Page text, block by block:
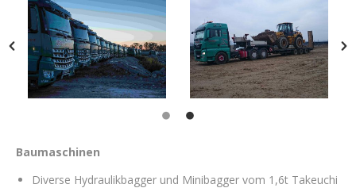
Baumaschinen
Diverse Hydraulikbagger und Minibagger vom 1,6t Takeuchi